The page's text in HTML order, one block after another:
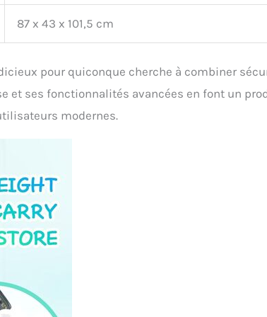
87 x 43 x 101,5 cm
pour quiconque cherche à combiner
et ses fonctionnalités avancées en font un
modernes.